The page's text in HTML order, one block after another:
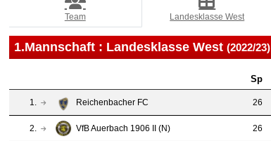
Team Landesklasse West
1.Mannschaft : Landesklasse West (2022/23)
Sp
1. Reichenbacher FC 26
2. VfB Auerbach 1906 II (N) 26